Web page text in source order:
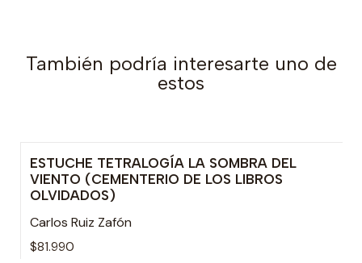
También podría interesarte uno de
estos
ESTUCHE TETRALOGÍA LA SOMBRA DEL
VIENTO (CEMENTERIO DE LOS LIBROS
OLVIDADOS)
Carlos Ruiz Zafón
$81.990